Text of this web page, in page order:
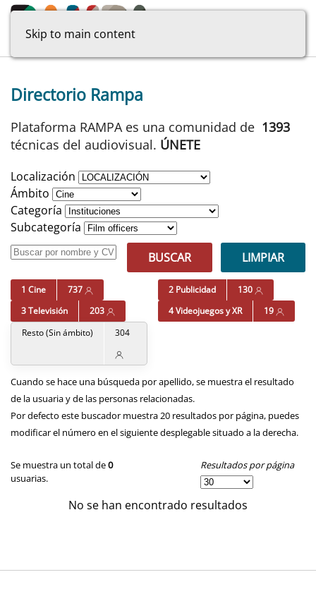
Skip to main content
Directorio Rampa
Plataforma RAMPA es una comunidad de 1393
técnicas del audiovisual. ÚNETE
Localización
Ámbito
Categoría
Subcategoría
BUSCAR
LIMPIAR
1 Cine 737 2 Publicidad
130
3 Televisión
203 4 Videojuegos y XR
19
Resto (Sin ámbito)
304
Cuando se hace una búsqueda por apellido, se muestra el resultado
de la usuaria y de las personas relacionadas.
Por defecto este buscador muestra 20 resultados por página, puedes
modificar el número en el siguiente desplegable situado a la derecha.
Se muestra un total de0
usuarias.
Resultados por página
No se han encontrado resultados